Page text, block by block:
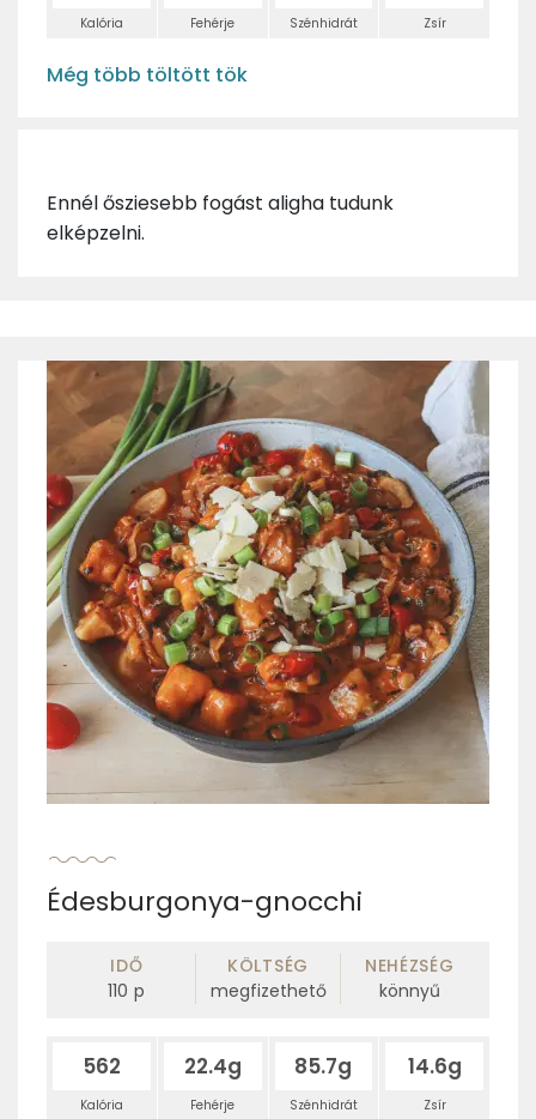
Kalória Fehérje Szénhidrát Zsír
Még több töltött tök
Ennél ősziesebb fogást aligha tudunk
elképzelni.
Édesburgonya-gnocchi
IDŐ
110 p
KÖLTSÉG
megfizethető
NEHÉZSÉG
könnyű
562
Kalória
22.4g
Fehérje
85.7g
Szénhidrát
14.6g
Zsír